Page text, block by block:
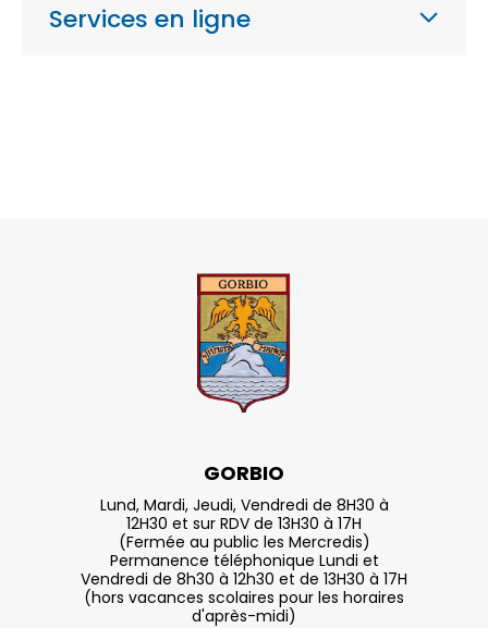
Services en ligne
GORBIO
Lund, Mardi, Jeudi, Vendredi de 8H30 à
12H30 et sur RDV de 13H30 à 17H
(Fermée au public les Mercredis)
Permanence téléphonique Lundi et
Vendredi de 8h30 à 12h30 et de 13H30 à 17H
(hors vacances scolaires pour les horaires
d'après-midi)